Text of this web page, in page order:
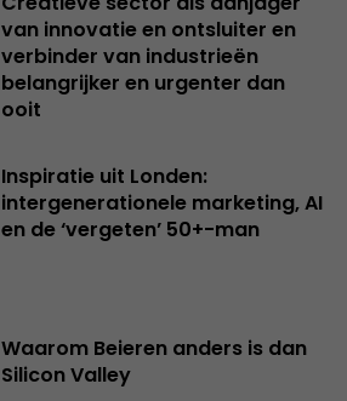
van innovatie en ontsluiter en
verbinder van industrieën
belangrijker en urgenter dan
ooit
Inspiratie uit Londen:
intergenerationele marketing, AI
en de ‘vergeten’ 50+-man
Waarom Beieren anders is dan
Silicon Valley